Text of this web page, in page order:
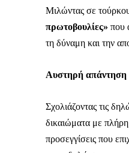
Μιλώντας σε
πρωτοβουλίες» που
τη δύναμη και την
Αυστηρή απάντηση
Σχολιάζοντας τις
δικαιώματα με πλήρη
προσεγγίσεις που